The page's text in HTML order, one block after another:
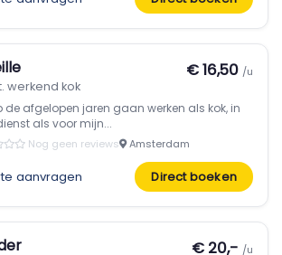
werkend kok
€ 16,50 /u
de afgelopen jaren gaan werken als kok, in
als voor mijn...
Nog geen reviews Amsterdam
aanvragen Direct boeken
€ 20,- /u